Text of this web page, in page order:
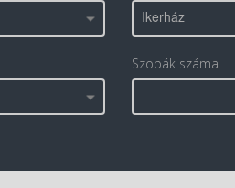
Ikerház
Szobák száma